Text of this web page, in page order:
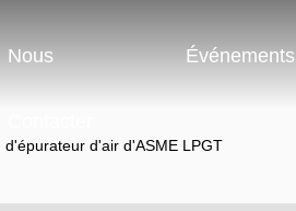
Nous Événements
d'air d'ASME LPGT